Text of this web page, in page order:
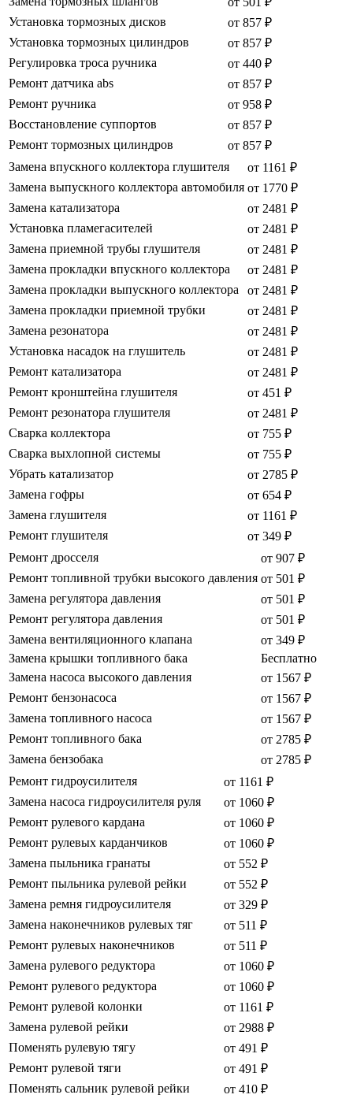
Установка тормозных дисков
от 857 ₽
Установка тормозных цилиндров
от 857 ₽
Регулировка троса ручника
от 440 ₽
Ремонт датчика abs
от 857 ₽
Ремонт ручника
от 958 ₽
Восстановление суппортов
от 857 ₽
Ремонт тормозных цилиндров
от 857 ₽
Замена впускного коллектора глушителя
от 1161 ₽
Замена выпускного коллектора автомобиля от 1770 ₽
Замена катализатора
от 2481 ₽
Установка пламегасителей
от 2481 ₽
Замена приемной трубы глушителя
от 2481 ₽
Замена прокладки впускного коллектора
от 2481 ₽
Замена прокладки выпускного коллектора
от 2481 ₽
Замена прокладки приемной трубки
от 2481 ₽
Замена резонатора
от 2481 ₽
Установка насадок на глушитель
от 2481 ₽
Ремонт катализатора
от 2481 ₽
Ремонт кронштейна глушителя
от 451 ₽
Ремонт резонатора глушителя
от 2481 ₽
Сварка коллектора
от 755 ₽
Сварка выхлопной системы
от 755 ₽
Убрать катализатор
от 2785 ₽
Замена гофры
от 654 ₽
Замена глушителя
от 1161 ₽
Ремонт глушителя
от 349 ₽
Ремонт дросселя
от 907 ₽
Ремонт топливной трубки высокого давления от 501 ₽
Замена регулятора давления
от 501 ₽
Ремонт регулятора давления
от 501 ₽
Замена вентиляционного клапана
от 349 ₽
Замена крышки топливного бака
Бесплатно
Замена насоса высокого давления
от 1567 ₽
Ремонт бензонасоса
от 1567 ₽
Замена топливного насоса
от 1567 ₽
Ремонт топливного бака
от 2785 ₽
Замена бензобака
от 2785 ₽
Ремонт гидроусилителя
от 1161 ₽
Замена насоса гидроусилителя руля
от 1060 ₽
Ремонт рулевого кардана
от 1060 ₽
Ремонт рулевых карданчиков
от 1060 ₽
Замена пыльника гранаты
от 552 ₽
Ремонт пыльника рулевой рейки
от 552 ₽
Замена ремня гидроусилителя
от 329 ₽
Замена наконечников рулевых тяг
от 511 ₽
Ремонт рулевых наконечников
от 511 ₽
Замена рулевого редуктора
от 1060 ₽
Ремонт рулевого редуктора
от 1060 ₽
Ремонт рулевой колонки
от 1161 ₽
Замена рулевой рейки
от 2988 ₽
Поменять рулевую тягу
от 491 ₽
Ремонт рулевой тяги
от 491 ₽
Поменять сальник рулевой рейки
от 410 ₽